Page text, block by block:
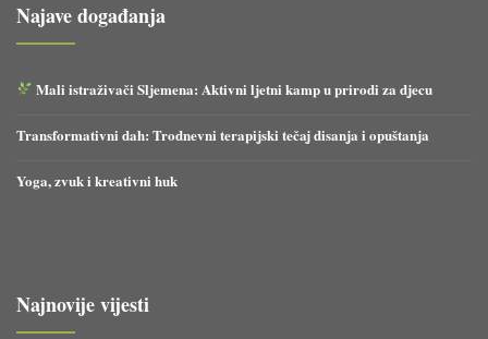
Najave događanja
Mali istraživači Sljemena: Aktivni ljetni kamp u prirodi za djecu
Transformativni dah: Trodnevni terapijski tečaj disanja i opuštanja
Yoga, zvuk i kreativni huk
Najnovije vijesti